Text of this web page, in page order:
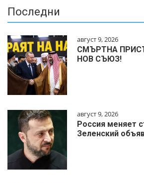
Последни
август 9, 2026
СМЪРТНА
НОВ СЪЮЗ!
август 9, 2026
Россия меняет
Зеленский